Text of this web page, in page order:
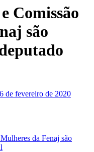
Comissão
são
de fevereiro de 2020
da Fenaj são